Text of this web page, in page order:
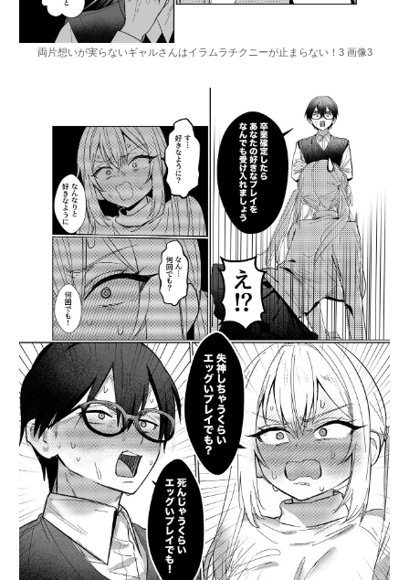
両片想いが実らないギャルさんはイラムラチクニーが止まらない！3 画像3